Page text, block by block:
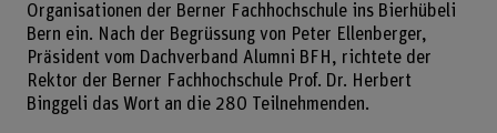
Organisationen der Berner Fachhochschule ins Bierhübeli
Bern ein. Nach der Begrüssung von Peter Ellenberger,
Präsident vom Dachverband Alumni BFH, richtete der
Rektor der Berner Fachhochschule Prof. Dr. Herbert
Binggeli das Wort an die 280 Teilnehmenden.